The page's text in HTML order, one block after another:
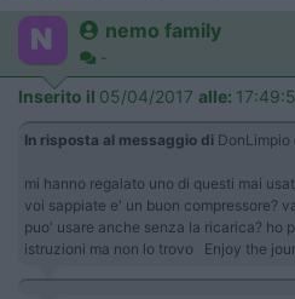
nemo family
-
Inserito il 05/04/2017 alle:
In risposta al messaggio di DonLimpio
mi hanno regalato uno di questi mai
voi sappiate e' un buon compressore?
puo' usare anche senza la ricarica? ho
istruzioni ma non lo trovo Enjoy the